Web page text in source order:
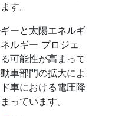
す。
ーと太陽エネルギ
ルギー プロジェ
可能性が高まって
車部門の拡大によ
車における電圧降
っています。